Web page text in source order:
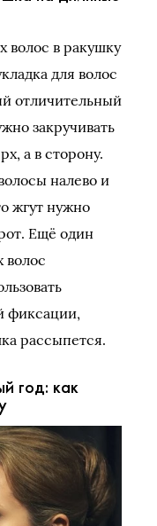
волос в ракушку
для волос
отличительный
закручивать
а в сторону.
налево и
жгут нужно
Ещё один
фиксации,
рассыпется.
год: как